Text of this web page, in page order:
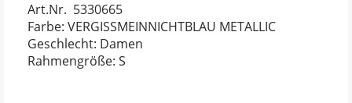
Art.Nr. 5330665
Farbe: VERGISSMEINNICHTBLAU METALLIC
Geschlecht: Damen
Rahmengröße: S